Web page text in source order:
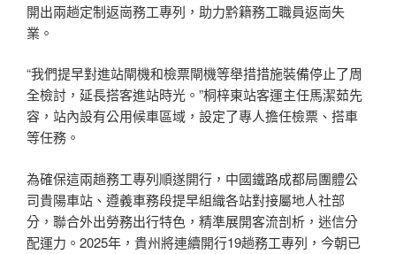
開出兩趟定制返崗務工專列，助力黔籍務工職員返崗失
業。
“我們提早對進站閘機和檢票閘機等舉措措施裝備停止了周
全檢討，延長搭客進站時光。”桐梓東站客運主任馬潔茹先
容，站內設有公用候車區域，設定了專人擔任檢票、搭車
等任務。
為確保這兩趟務工專列順遂開行，中國鐵路成都局團體公
司貴陽車站、遵義車務段提早組織各站對接屬地人社部
分，聯合外出勞務出行特色，精準展開客流剖析，迷信分
配運力。2025年，貴州將連續開行19趟務工專列，今朝已